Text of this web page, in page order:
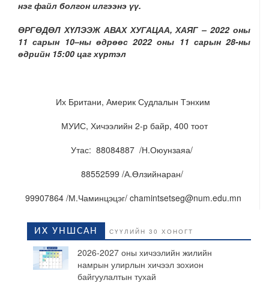
нэг файл болгон илгээнэ үү.
ӨРГӨДӨЛ ХҮЛЭЭЖ АВАХ ХУГАЦАА, ХАЯГ – 2022 оны
11 сарын 10–ны өдрөөс 2022 оны 11 сарын 28-ны
өдрийн 15:00 цаг хүртэл
Их Британи, Америк Судлалын Тэнхим
МУИС, Хичээлийн 2-р байр, 400 тоот
Утас: 88084887 /Н.Оюунзаяа/
88552599 /А.Өлзийнаран/
99907864 /М.Чаминцэцэг/ chamintsetseg@num.edu.mn
ИХ УНШСАН СҮҮЛИЙН 30 ХОНОГТ
2026-2027 оны хичээлийн жилийн
намрын улирлын хичээл зохион
байгуулалтын тухай